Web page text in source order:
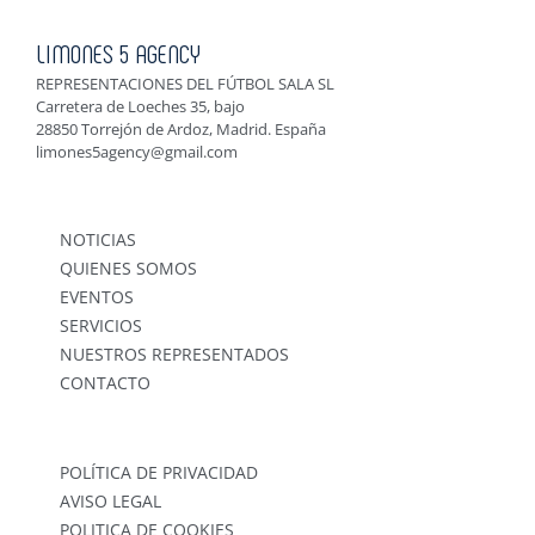
LIMONES 5 AGENCY
REPRESENTACIONES DEL FÚTBOL SALA SL
Carretera de Loeches 35, bajo
28850 Torrejón de Ardoz, Madrid. España
limones5agency@gmail.com
NOTICIAS
QUIENES SOMOS
EVENTOS
SERVICIOS
NUESTROS REPRESENTADOS
CONTACTO
POLÍTICA DE PRIVACIDAD
AVISO LEGAL
POLITICA DE COOKIES